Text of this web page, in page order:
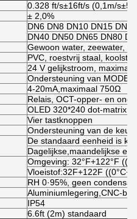
0.328 ft/s±16ft/s (0,1m/
± 2,0%
DN6 DN8 DN10 DN15
DN40 DN50 DN65 DN80
Gewoon water, zeewater,
PVC, roestvrij staal,
24 V gelijkstroom,
Ondersteuning van
4-20mA,maximaal 750Ω
Relais, OCT-opper- en
OLED 320*240 dot-matrix
Vier tastknoppen
Ondersteuning van de
De standaard eenheid is
Dagelijkse,maandelijkse en
Omgeving: 32°F+122°F
Vloeistof:32F+122F
RH 0·95%, geen
Aluminiumlegering,CNC-
IP54
6.6ft (2m) standaard